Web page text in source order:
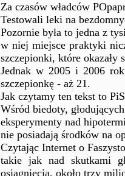
Za czasów władców
Testowali leki na
Pozornie była to jedna z
w niej miejsce praktyki
szczepionki, które okazały
Jednak w 2005 i 2006
szczepionkę - aż 21.
Jak czytamy ten tekst to
Wśród biedoty,
eksperymenty nad
nie posiadają środków na
Czytając Internet o
takie jak nad skutkami
osiągnięcia, około trzy